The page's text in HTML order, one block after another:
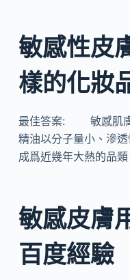
敏感性皮
樣的化妝
最佳答案: 敏感
精油以分子量小、滲
成爲近幾年大熱的品
敏感皮膚
百度經驗